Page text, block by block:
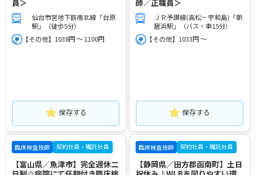
員＞
仙台市営地下鉄南北線「台原
駅」（徒歩5分）
【その他】1038円 ～ 1100円
保存する
師／正職員＞
ＪＲ予讃線(高松－宇和島)「新
居浜駅」（バス・車15分）
【その他】1033円 ～
保存する
臨床検査技師 契約社員・嘱託社員
【富山県／魚津市】完全週休二
臨床検査技師 契約社員・嘱託社員
【静岡県／田方郡函南町】土日